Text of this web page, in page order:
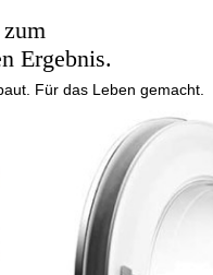
Ergebnis.
Für das Leben gemacht.